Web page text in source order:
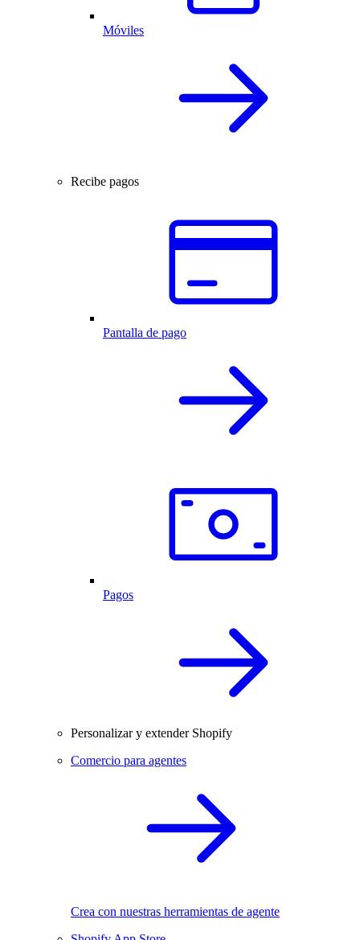
Móviles
Recibe pagos
Pantalla de pago
Pagos
Personalizar y extender Shopify
Comercio para agentes
Crea con nuestras herramientas de agente